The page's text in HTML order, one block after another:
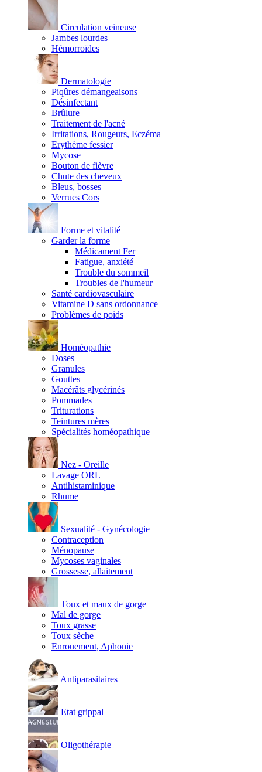
Circulation veineuse
Jambes lourdes
Hémorroïdes
Dermatologie
Piqûres démangeaisons
Désinfectant
Brûlure
Traitement de l'acné
Irritations, Rougeurs, Eczéma
Erythème fessier
Mycose
Bouton de fièvre
Chute des cheveux
Bleus, bosses
Verrues Cors
Forme et vitalité
Garder la forme
Médicament Fer
Fatigue, anxiété
Trouble du sommeil
Troubles de l'humeur
Santé cardiovasculaire
Vitamine D sans ordonnance
Problèmes de poids
Homéopathie
Doses
Granules
Gouttes
Macérâts glycérinés
Pommades
Triturations
Teintures mères
Spécialités homéopathique
Nez - Oreille
Lavage ORL
Antihistaminique
Rhume
Sexualité - Gynécologie
Contraception
Ménopause
Mycoses vaginales
Grossesse, allaitement
Toux et maux de gorge
Mal de gorge
Toux grasse
Toux sèche
Enrouement, Aphonie
Antiparasitaires
Etat grippal
Oligothérapie